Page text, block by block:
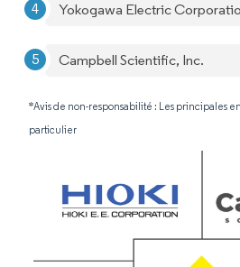
Yokogawa Electric
Campbell Scientific, Inc.
*Avis de non-responsabilité : Les principales
particulier